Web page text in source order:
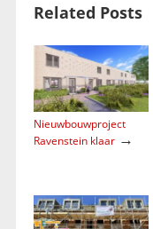
Related Posts
Nieuwbouwproject
Ravenstein klaar→